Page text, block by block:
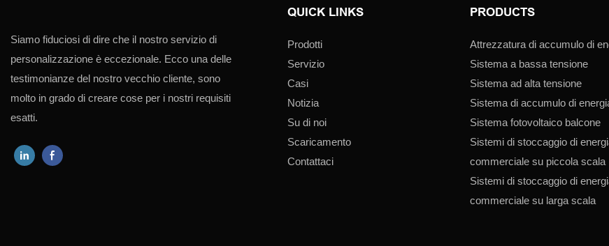
Siamo fiduciosi di dire che il nostro servizio di
personalizzazione è eccezionale. Ecco una delle
testimonianze del nostro vecchio cliente, sono
molto in grado di creare cose per i nostri requisiti
esatti.
QUICK LINKS
Prodotti
Servizio
Casi
Notizia
Su di noi
Scaricamento
Contattaci
PRODUCTS
Attrezzatura di accumulo di
Sistema a bassa tensione
Sistema ad alta tensione
Sistema di accumulo di
Sistema fotovoltaico balcone
Sistemi di stoccaggio di
commerciale su piccola scala
Sistemi di stoccaggio di
commerciale su larga scala